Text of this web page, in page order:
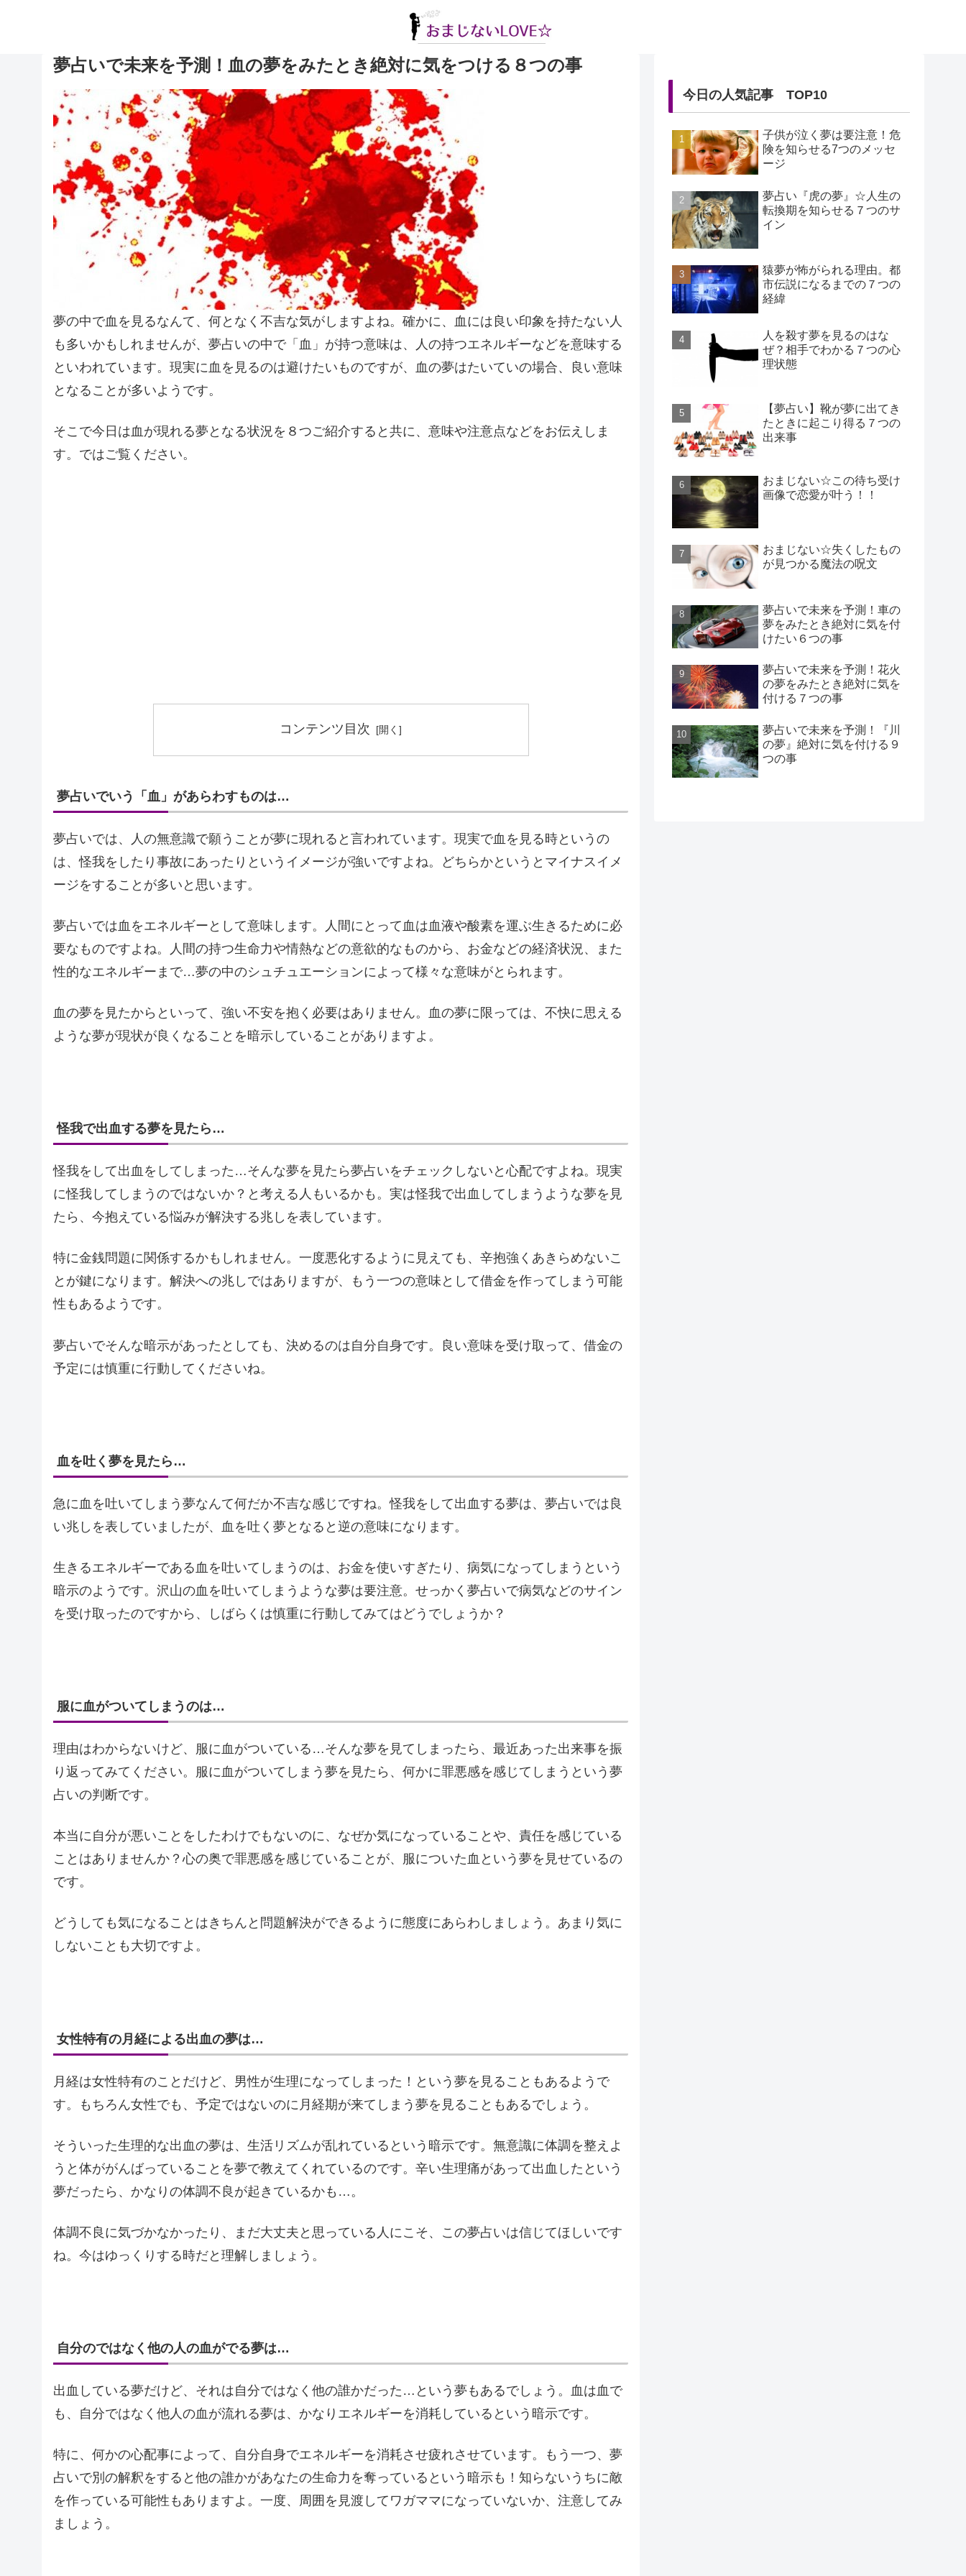
夢占いで未来を予測！血の夢をみたとき絶対に気をつける８つの事
夢の中で血を見るなんて、何となく不吉な気がしますよね。確かに、血には良い印象を持たない人
も多いかもしれませんが、夢占いの中で「血」が持つ意味は、人の持つエネルギーなどを意味する
といわれています。現実に血を見るのは避けたいものですが、血の夢はたいていの場合、良い意味
となることが多いようです。
そこで今日は血が現れる夢となる状況を８つご紹介すると共に、意味や注意点などをお伝えしま
す。ではご覧ください。
コンテンツ目次
夢占いでいう「血」があらわすものは…
夢占いでは、人の無意識で願うことが夢に現れると言われています。現実で血を見る時というの
は、怪我をしたり事故にあったりというイメージが強いですよね。どちらかというとマイナスイメ
ージをすることが多いと思います。
夢占いでは血をエネルギーとして意味します。人間にとって血は血液や酸素を運ぶ生きるために必
要なものですよね。人間の持つ生命力や情熱などの意欲的なものから、お金などの経済状況、また
性的なエネルギーまで…夢の中のシュチュエーションによって様々な意味がとられます。
血の夢を見たからといって、強い不安を抱く必要はありません。血の夢に限っては、不快に思える
ような夢が現状が良くなることを暗示していることがありますよ。
怪我で出血する夢を見たら…
怪我をして出血をしてしまった…そんな夢を見たら夢占いをチェックしないと心配ですよね。現実
に怪我してしまうのではないか？と考える人もいるかも。実は怪我で出血してしまうような夢を見
たら、今抱えている悩みが解決する兆しを表しています。
特に金銭問題に関係するかもしれません。一度悪化するように見えても、辛抱強くあきらめないこ
とが鍵になります。解決への兆しではありますが、もう一つの意味として借金を作ってしまう可能
性もあるようです。
夢占いでそんな暗示があったとしても、決めるのは自分自身です。良い意味を受け取って、借金の
予定には慎重に行動してくださいね。
血を吐く夢を見たら…
急に血を吐いてしまう夢なんて何だか不吉な感じですね。怪我をして出血する夢は、夢占いでは良
い兆しを表していましたが、血を吐く夢となると逆の意味になります。
生きるエネルギーである血を吐いてしまうのは、お金を使いすぎたり、病気になってしまうという
暗示のようです。沢山の血を吐いてしまうような夢は要注意。せっかく夢占いで病気などのサイン
を受け取ったのですから、しばらくは慎重に行動してみてはどうでしょうか？
服に血がついてしまうのは…
理由はわからないけど、服に血がついている…そんな夢を見てしまったら、最近あった出来事を振
り返ってみてください。服に血がついてしまう夢を見たら、何かに罪悪感を感じてしまうという夢
占いの判断です。
本当に自分が悪いことをしたわけでもないのに、なぜか気になっていることや、責任を感じている
ことはありませんか？心の奥で罪悪感を感じていることが、服についた血という夢を見せているの
です。
どうしても気になることはきちんと問題解決ができるように態度にあらわしましょう。あまり気に
しないことも大切ですよ。
女性特有の月経による出血の夢は…
月経は女性特有のことだけど、男性が生理になってしまった！という夢を見ることもあるようで
す。もちろん女性でも、予定ではないのに月経期が来てしまう夢を見ることもあるでしょう。
そういった生理的な出血の夢は、生活リズムが乱れているという暗示です。無意識に体調を整えよ
うと体ががんばっていることを夢で教えてくれているのです。辛い生理痛があって出血したという
夢だったら、かなりの体調不良が起きているかも…。
体調不良に気づかなかったり、まだ大丈夫と思っている人にこそ、この夢占いは信じてほしいです
ね。今はゆっくりする時だと理解しましょう。
自分のではなく他の人の血がでる夢は…
出血している夢だけど、それは自分ではなく他の誰かだった…という夢もあるでしょう。血は血で
も、自分ではなく他人の血が流れる夢は、かなりエネルギーを消耗しているという暗示です。
特に、何かの心配事によって、自分自身でエネルギーを消耗させ疲れさせています。もう一つ、夢
占いで別の解釈をすると他の誰かがあなたの生命力を奪っているという暗示も！知らないうちに敵
を作っている可能性もありますよ。一度、周囲を見渡してワガママになっていないか、注意してみ
ましょう。
今日の人気記事 TOP10
子供が泣く夢は要注意！危
険を知らせる7つのメッセ
ージ
夢占い『虎の夢』☆人生の
転換期を知らせる７つのサ
イン
猿夢が怖がられる理由。都
市伝説になるまでの７つの
経緯
人を殺す夢を見るのはな
ぜ？相手でわかる７つの心
理状態
【夢占い】靴が夢に出てき
たときに起こり得る７つの
出来事
おまじない☆この待ち受け
画像で恋愛が叶う！！
おまじない☆失くしたもの
が見つかる魔法の呪文
夢占いで未来を予測！車の
夢をみたとき絶対に気を付
けたい６つの事
夢占いで未来を予測！花火
の夢をみたとき絶対に気を
付ける７つの事
夢占いで未来を予測！『川
の夢』絶対に気を付ける９
つの事